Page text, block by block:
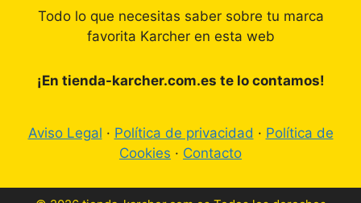
Todo lo que necesitas saber sobre tu marca
favorita Karcher en esta web
¡En tienda-karcher.com.es te lo contamos!
Aviso Legal · Política de privacidad · Política de
Cookies · Contacto